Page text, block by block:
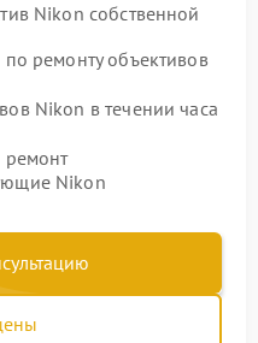
Nikon собственной
ремонту объективов
Nikon в течении часа
ремонт
Nikon